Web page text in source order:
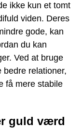
ikke kun et tomt
viden. Deres
gode, kan
du kan
Ved at bruge
bedre relationer,
få mere stabile
guld værd